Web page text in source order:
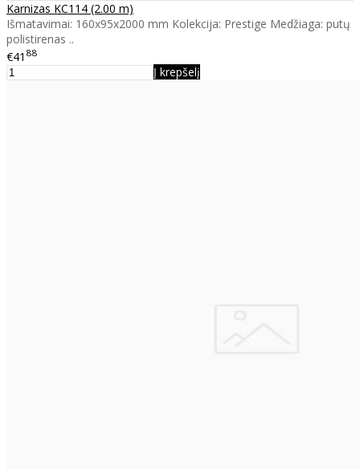
Karnizas KC114 (2.00 m)
Išmatavimai: 160x95x2000 mm Kolekcija: Prestige Medžiaga: putų
polistirenas ..
€41 88
Į krepšelį